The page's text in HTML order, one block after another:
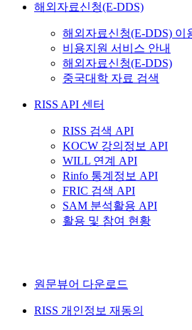
해외자료신청(E-DDS)
해외자료신청(E-DDS) 이
비용지원 서비스 안내
해외자료신청(E-DDS)
중국대학 자료 검색
RISS API 센터
RISS 검색 API
KOCW 강의정보 API
WILL 연계 API
Rinfo 통계정보 API
FRIC 검색 API
SAM 분석활용 API
활용 및 참여 현황
원문뷰어 다운로드
RISS 개인정보 재동의